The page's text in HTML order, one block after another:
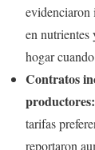
evidenciaron
en nutrientes
hogar
Contratos
productores:
tarifas
reportaron